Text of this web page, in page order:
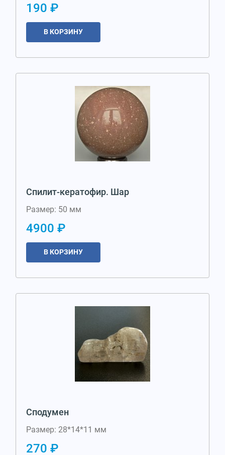
190 ₽
В КОРЗИНУ
Спилит-кератофир. Шар
Размер: 50 мм
4900 ₽
В КОРЗИНУ
Сподумен
Размер: 28*14*11 мм
270 ₽